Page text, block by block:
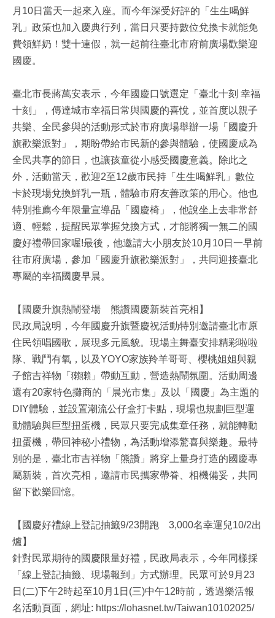
月10日當天一起來入座。而今年深受好評的「生生喝鮮
乳」政策也加入慶典行列，當日只要持數位兌換卡就能免
費領鮮奶！雙十連假，就一起前往臺北市府前廣場歡樂迎
國慶。
臺北市長蔣萬安表示，今年國慶口號選定「臺北十刻 幸福
十刻」，傳達城市幸福日常與國慶的喜悅，並首度以親子
共樂、全民參與的活動形式於市府廣場舉辦一場「國慶升
旗歡樂派對」，期盼帶給市民新的參與體驗，使國慶成為
全民共享的節日，也讓孩童從小感受國慶意義。除此之
外，活動當天，歡迎2至12歲市民持「生生喝鮮乳」數位
卡於現場兌換鮮乳一瓶，體驗市府友善政策的用心。他也
特別推薦今年限量宣導品「國慶椅」，他說坐上去非常舒
適、輕鬆，提醒民眾掌握兌換方式，才能將獨一無二的國
慶好禮帶回家喔!最後，他邀請大小朋友於10月10日一早前
往市府廣場，參加「國慶升旗歡樂派對」，共同迎接臺北
專屬的幸福國慶早晨。
【國慶升旗熱鬧登場 熊讚國慶新裝首亮相】
民政局說明，今年國慶升旗暨慶祝活動特別邀請臺北市原
住民領唱國歌，展現多元風貌。現場主舞臺安排精彩啦啦
隊、戰鬥有氧，以及YOYO家族羚羊哥哥、櫻桃姐姐與親
子館吉祥物「獺獺」帶動互動，營造熱鬧氛圍。活動周邊
還有20家特色攤商的「晨光市集」及以「國慶」為主題的
DIY體驗，並設置潮流公仔盒打卡點，現場也規劃巨型運
動體驗與巨型扭蛋機，民眾只要完成集章任務，就能轉動
扭蛋機，帶回神秘小禮物，為活動增添驚喜與樂趣。最特
別的是，臺北市吉祥物「熊讚」將穿上量身打造的國慶專
屬新裝，首次亮相，邀請市民攜家帶眷、相機備妥，共同
留下歡樂回憶。
【國慶好禮線上登記抽籤9/23開跑 3,000名幸運兒10/2出
爐】
針對民眾期待的國慶限量好禮，民政局表示，今年同樣採
「線上登記抽籤、現場報到」方式辦理。民眾可於9月23
日(二)下午2時起至10月1日(三)中午12時前，透過樂活報
名活動頁面，網址: https://lohasnet.tw/Taiwan10102025/